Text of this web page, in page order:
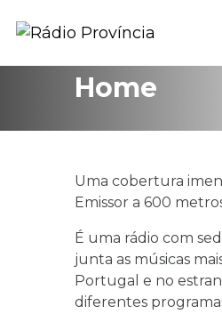
Home
Uma cobertura
Emissor a 600
É uma rádio com
junta as músicas
Portugal e no
diferentes